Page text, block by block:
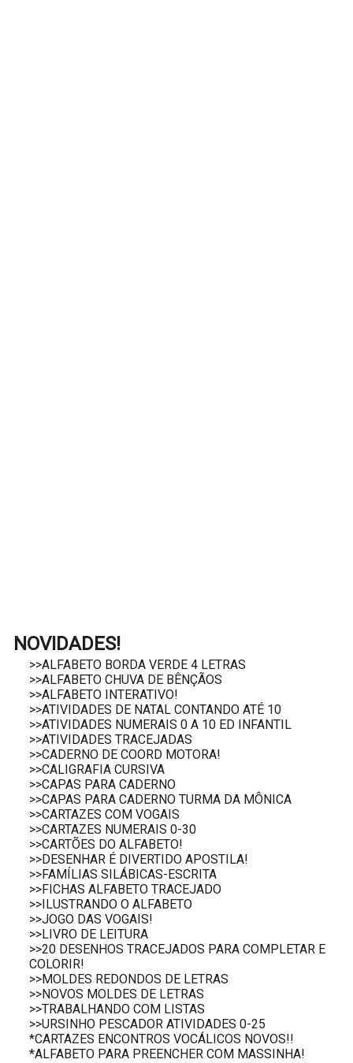
NOVIDADES!
>>ALFABETO BORDA VERDE 4 LETRAS
>>ALFABETO CHUVA DE BÊNÇÃOS
>>ALFABETO INTERATIVO!
>>ATIVIDADES DE NATAL CONTANDO ATÉ 10
>>ATIVIDADES NUMERAIS 0 A 10 ED INFANTIL
>>ATIVIDADES TRACEJADAS
>>CADERNO DE COORD MOTORA!
>>CALIGRAFIA CURSIVA
>>CAPAS PARA CADERNO
>>CAPAS PARA CADERNO TURMA DA MÔNICA
>>CARTAZES COM VOGAIS
>>CARTAZES NUMERAIS 0-30
>>CARTÕES DO ALFABETO!
>>DESENHAR É DIVERTIDO APOSTILA!
>>FAMÍLIAS SILÁBICAS-ESCRITA
>>FICHAS ALFABETO TRACEJADO
>>ILUSTRANDO O ALFABETO
>>JOGO DAS VOGAIS!
>>LIVRO DE LEITURA
>>20 DESENHOS TRACEJADOS PARA COMPLETAR E
COLORIR!
>>MOLDES REDONDOS DE LETRAS
>>NOVOS MOLDES DE LETRAS
>>TRABALHANDO COM LISTAS
>>URSINHO PESCADOR ATIVIDADES 0-25
*CARTAZES ENCONTROS VOCÁLICOS NOVOS!!
*ALFABETO PARA PREENCHER COM MASSINHA!